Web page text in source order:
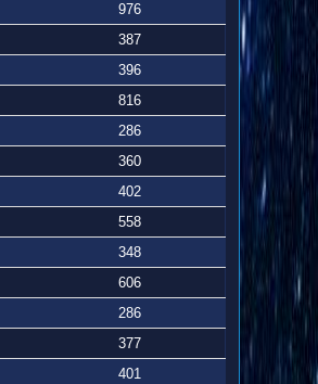
976
387
396
816
286
360
402
558
348
606
286
377
401